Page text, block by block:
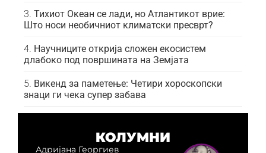
Тихиот Океан се лади, но Атлантикот врие:
Што носи необичниот климатски пресврт?
Научниците открија сложен екосистем
длабоко под површината на Земјата
Викенд за паметење: Четири хороскопски
знаци ги чека супер забава
КОЛУМНИ
Адријана Георгиев